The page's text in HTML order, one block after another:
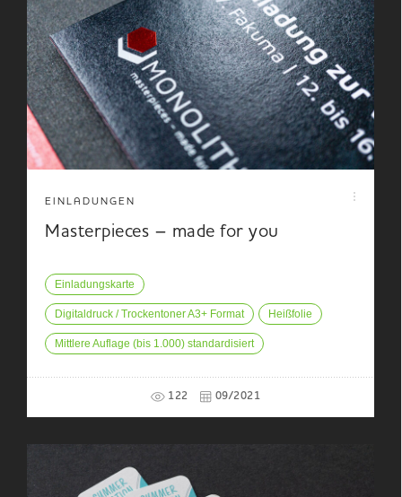
EINLADUNGEN
Masterpieces – made for you
Einladungskarte
Digitaldruck / Trockentoner A3+ Format Heißfolie
Mittlere Auflage (bis 1.000) standardisiert
122 09/2021